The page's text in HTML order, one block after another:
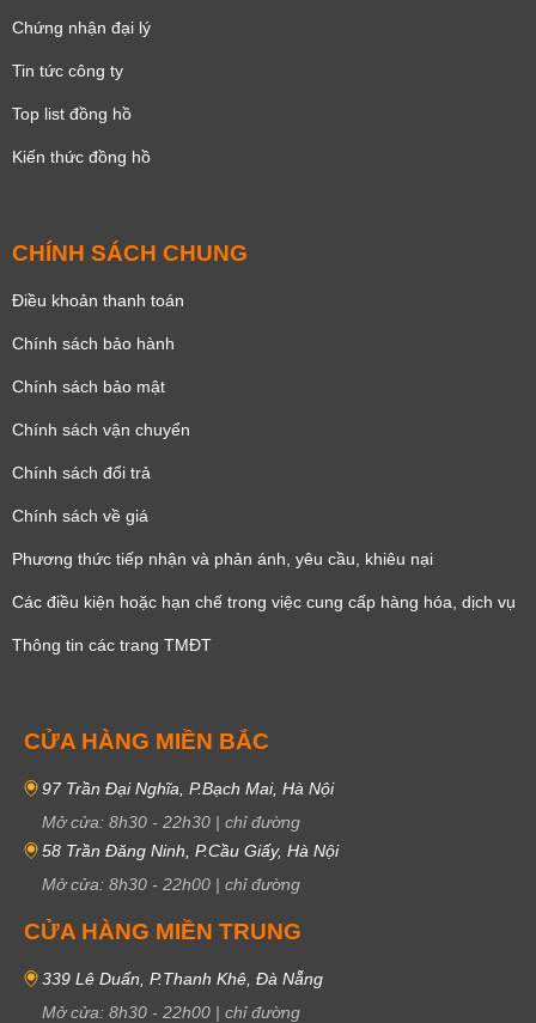
Chứng nhận đại lý
Tin tức công ty
Top list đồng hồ
Kiến thức đồng hồ
CHÍNH SÁCH CHUNG
Điều khoản thanh toán
Chính sách bảo hành
Chính sách bảo mật
Chính sách vận chuyển
Chính sách đổi trả
Chính sách về giá
Phương thức tiếp nhận và phản ánh, yêu cầu, khiêu nại
Các điều kiện hoặc hạn chế trong việc cung cấp hàng hóa, dịch vụ
Thông tin các trang TMĐT
CỬA HÀNG MIỀN BẮC
97 Trần Đại Nghĩa, P.Bạch Mai, Hà Nội
Mở cửa: 8h30 - 22h30 | chỉ đường
58 Trần Đăng Ninh, P.Cầu Giấy, Hà Nội
Mở cửa: 8h30 - 22h00 | chỉ đường
CỬA HÀNG MIỀN TRUNG
339 Lê Duẩn, P.Thanh Khê, Đà Nẵng
Mở cửa: 8h30 - 22h00 | chỉ đường